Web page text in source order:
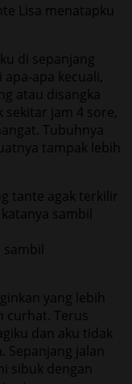
Lisa menatapku
di sepanjang
apa kecuali,
atau disangka
sekitar jam 4 sore,
Tubuhnya
tampak lebih
tante agak terkilir
sambil
yang lebih
curhat. Terus
dan aku tidak
Sepanjang jalan
sibuk dengan